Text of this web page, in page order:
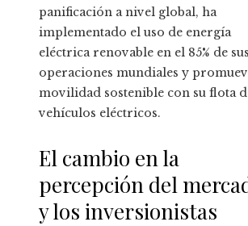
panificación a nivel global, ha
implementado el uso de energía
eléctrica renovable en el 85% de sus
operaciones mundiales y
movilidad sostenible con su flota
vehículos eléctricos.
El cambio en la
percepción del
y los inversionistas